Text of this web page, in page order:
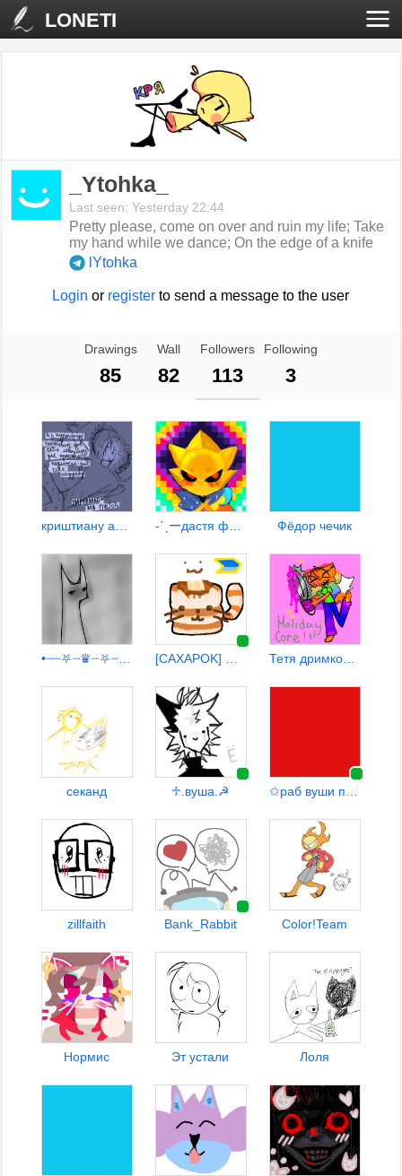
LONETI
_Ytohka_
Last seen: Yesterday 22:44
Pretty please, come on over and ruin my life; Take
my hand while we dance; On the edge of a knife
lYtohka
Login or register to send a message to the user
Drawings
85
Wall
82
Followers
113
Following
3
Фёдор чечик
секанд ♱︎.вуша.☭
zillfaith Bank_Rabbit Color!Team
Нормис Эт устали Лоля